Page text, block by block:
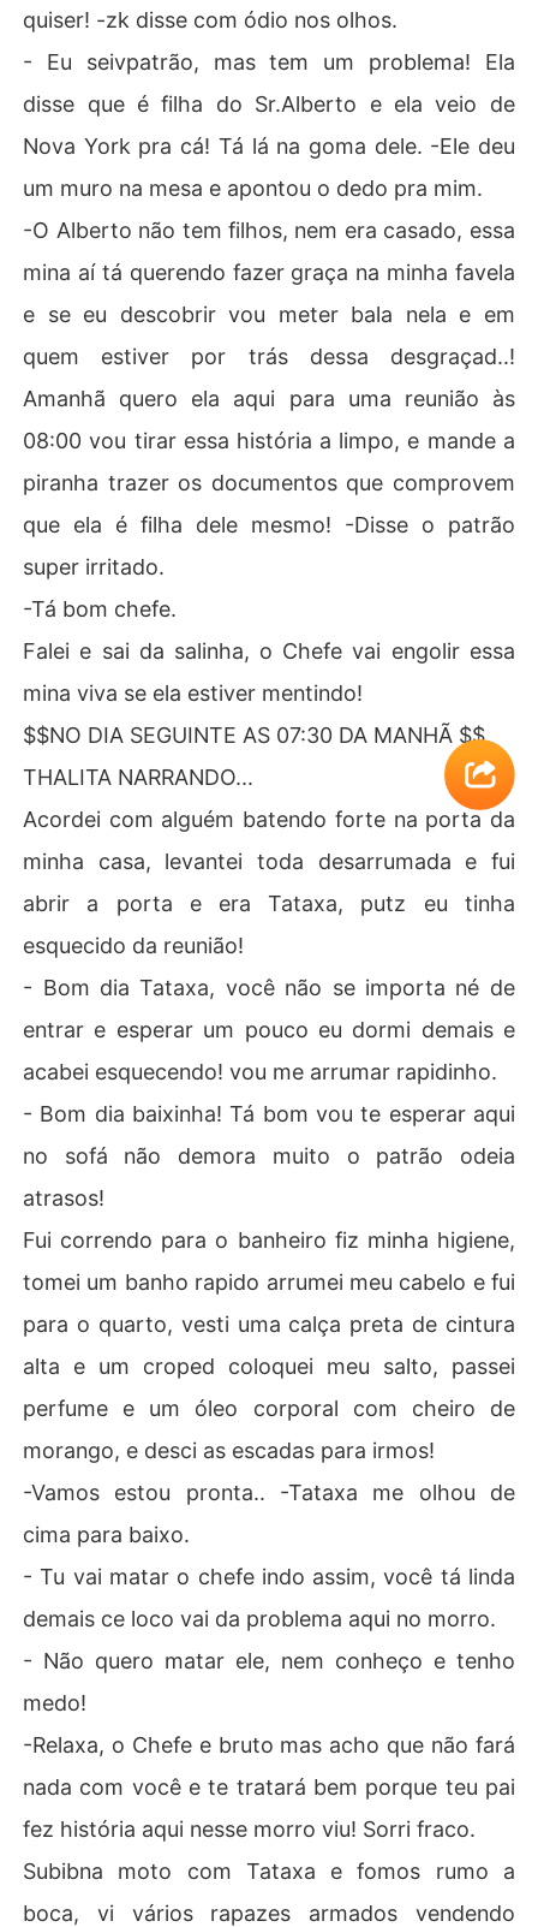
quiser! -zk disse com ódio nos olhos.
- Eu seivpatrão, mas tem um problema! Ela
disse que é filha do Sr.Alberto e ela veio de
Nova York pra cá! Tá lá na goma dele. -Ele deu
um muro na mesa e apontou o dedo pra mim.
-O Alberto não tem filhos, nem era casado, essa
mina aí tá querendo fazer graça na minha favela
e se eu descobrir vou meter bala nela e em
quem estiver por trás dessa desgraçad..!
Amanhã quero ela aqui para uma reunião às
08:00 vou tirar essa história a limpo, e mande a
piranha trazer os documentos que comprovem
que ela é filha dele mesmo! -Disse o patrão
super irritado.
-Tá bom chefe.
Falei e sai da salinha, o Chefe vai engolir essa
mina viva se ela estiver mentindo!
$$NO DIA SEGUINTE AS 07:30 DA MANHÃ $$
THALITA NARRANDO...
Acordei com alguém batendo forte na porta da
minha casa, levantei toda desarrumada e fui
abrir a porta e era Tataxa, putz eu tinha
esquecido da reunião!
- Bom dia Tataxa, você não se importa né de
entrar e esperar um pouco eu dormi demais e
acabei esquecendo! vou me arrumar rapidinho.
- Bom dia baixinha! Tá bom vou te esperar aqui
no sofá não demora muito o patrão odeia
atrasos!
Fui correndo para o banheiro fiz minha higiene,
tomei um banho rapido arrumei meu cabelo e fui
para o quarto, vesti uma calça preta de cintura
alta e um croped coloquei meu salto, passei
perfume e um óleo corporal com cheiro de
morango, e desci as escadas para irmos!
-Vamos estou pronta.. -Tataxa me olhou de
cima para baixo.
- Tu vai matar o chefe indo assim, você tá linda
demais ce loco vai da problema aqui no morro.
- Não quero matar ele, nem conheço e tenho
medo!
-Relaxa, o Chefe e bruto mas acho que não fará
nada com você e te tratará bem porque teu pai
fez história aqui nesse morro viu! Sorri fraco.
Subibna moto com Tataxa e fomos rumo a
boca, vi vários rapazes armados vendendo